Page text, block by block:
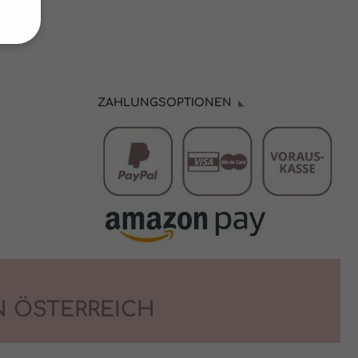
ZAHLUNGSOPTIONEN